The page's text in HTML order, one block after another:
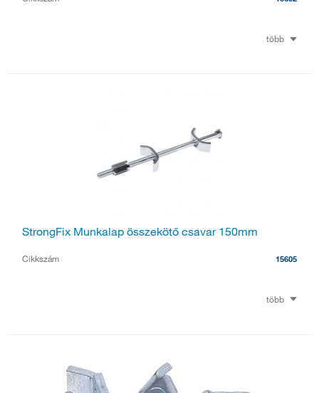
több
StrongFix Munkalap összekötő csavar 150mm
Cikkszám 15605
több